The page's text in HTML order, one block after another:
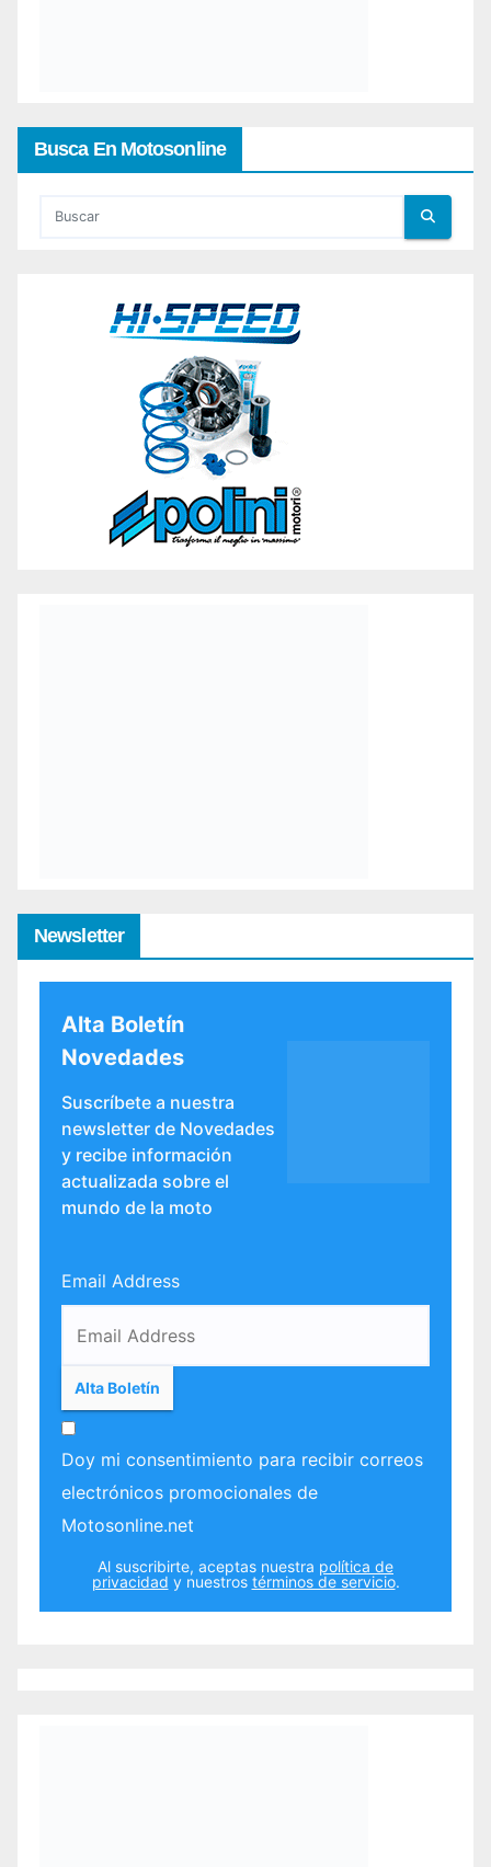
Busca En Motosonline
Newsletter
Alta Boletín
Novedades
Suscríbete a nuestra
newsletter de Novedades
y recibe información
actualizada sobre el
mundo de la moto
Email Address
Doy mi consentimiento para recibir correos
electrónicos promocionales de
Motosonline.net
Al suscribirte, aceptas nuestra política de
privacidad y nuestros términos de servicio.